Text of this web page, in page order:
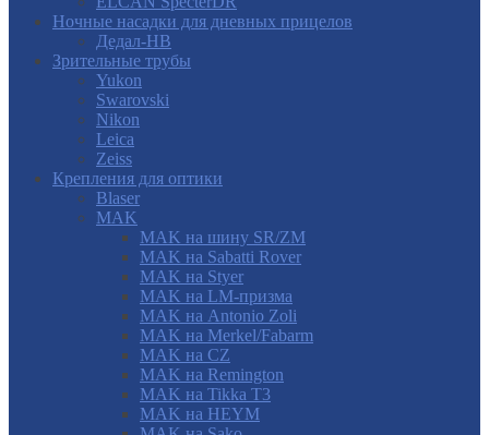
Ночные насадки для дневных прицелов
Дедал-НВ
Зрительные трубы
Yukon
Swarovski
Nikon
Leica
Zeiss
Крепления для оптики
Blaser
MAK
MAK на шину SR/ZM
MAK на Sabatti Rover
MAK на Styer
MAK на LM-призма
MAK на Antonio Zoli
MAK на Merkel/Fabarm
MAK на CZ
MAK на Remington
MAK на Tikka T3
MAK на HEYM